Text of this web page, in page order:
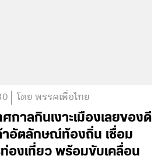
โดย พรรคเพื่อไทย
ศกาลกินเงาะเมืองเลยของดี
าอัตลักษณ์ท้องถิ่น เชื่อม
องเที่ยว พร้อมขับเคลื่อน